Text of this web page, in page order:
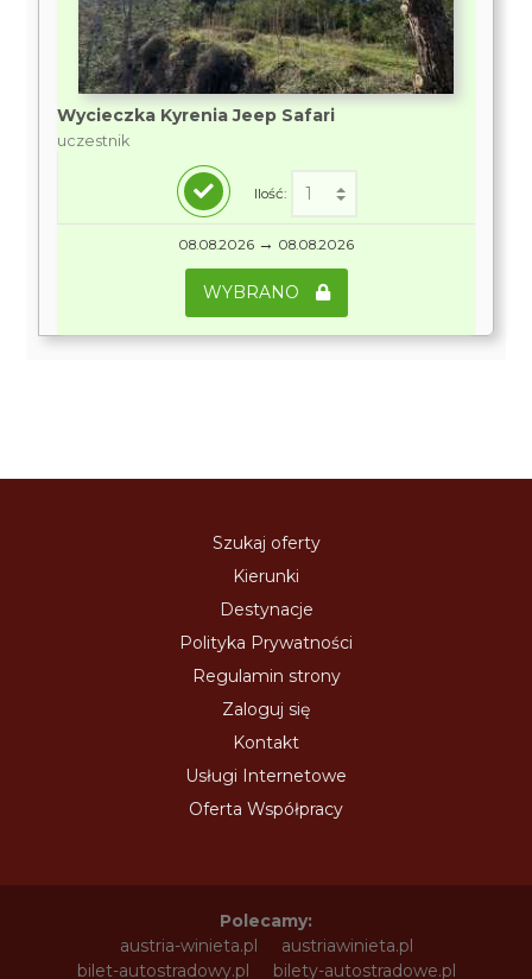
Wycieczka Kyrenia Jeep Safari
uczestnik
Ilość:
08.08.2026 → 08.08.2026
WYBRANO
Szukaj oferty
Kierunki
Destynacje
Polityka Prywatności
Regulamin strony
Zaloguj się
Kontakt
Usługi Internetowe
Oferta Współpracy
Polecamy:
austria-winieta.pl
austriawinieta.pl
bilet-autostradowy.pl
bilety-autostradowe.pl